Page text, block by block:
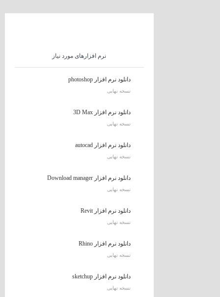
نرم افزارهای مورد نیاز
دانلود نرم افزار photoshop
نسخه نهایی
دانلود نرم افزار 3D Max
نسخه نهایی
دانلود نرم افزار autocad
نسخه نهایی
دانلود نرم افزار Download manager
نسخه نهایی
دانلود نرم افزار Revit
نسخه نهایی
دانلود نرم افزار Rhino
نسخه نهایی
دانلود نرم افزار sketchup
نسخه نهایی